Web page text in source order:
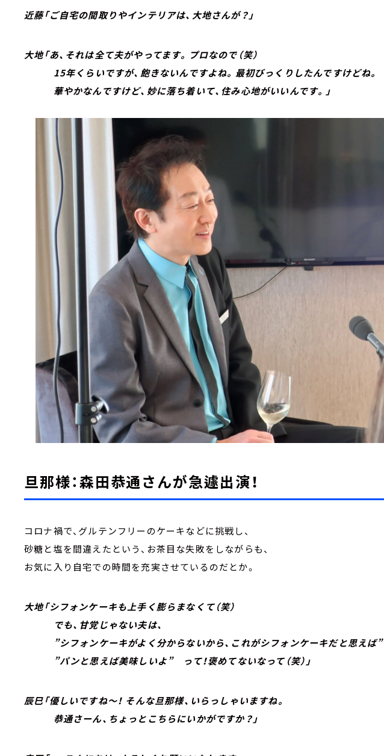
近藤「ご自宅の間取りやインテリアは、大地さんが？」
大地「あ、それは全て夫がやってます。プロなので（笑）
15年くらいですが、飽きないんですよね。最初びっくりしたんですけどね。
華やかなんですけど、妙に落ち着いて、住み心地がいいんです。」
旦那様：森田恭通さんが急遽出演！
コロナ禍で、グルテンフリーのケーキなどに挑戦し、
砂糖と塩を間違えたという、お茶目な失敗をしながらも、
お気に入り自宅での時間を充実させているのだとか。
大地「シフォンケーキも上手く膨らまなくて（笑）
でも、甘党じゃない夫は、
”シフォンケーキがよく分からないから、これがシフォンケーキだと思えば”
”パンと思えば美味しいよ” って！褒めてないなって（笑）」
辰巳「優しいですね～！ そんな旦那様、いらっしゃいますね。
恭通さーん、ちょっとこちらにいかがですか？」